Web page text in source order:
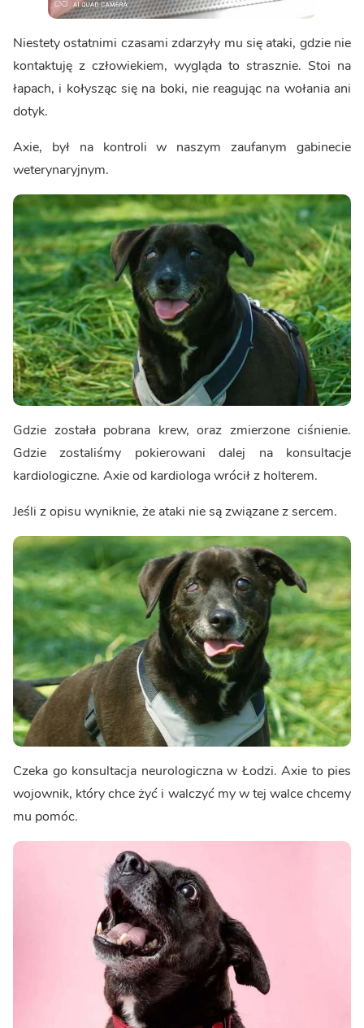
Niestety ostatnimi czasami zdarzyły mu się ataki, gdzie nie
kontaktuję z człowiekiem, wygląda to strasznie. Stoi na
łapach, i kołysząc się na boki, nie reagując na wołania ani
dotyk.
Axie, był na kontroli w naszym zaufanym gabinecie
weterynaryjnym.
Gdzie została pobrana krew, oraz zmierzone ciśnienie.
Gdzie zostaliśmy pokierowani dalej na konsultacje
kardiologiczne. Axie od kardiologa wrócił z holterem.
Jeśli z opisu wyniknie, że ataki nie są związane z sercem.
Czeka go konsultacja neurologiczna w Łodzi. Axie to pies
wojownik, który chce żyć i walczyć my w tej walce chcemy
mu pomóc.